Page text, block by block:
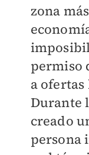
zona
permiso
a ofertas
Durante
creado
persona